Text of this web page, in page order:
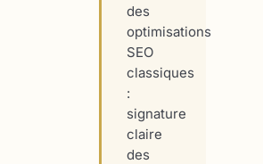
des
optimisations
SEO
classiques
:
signature
claire
des